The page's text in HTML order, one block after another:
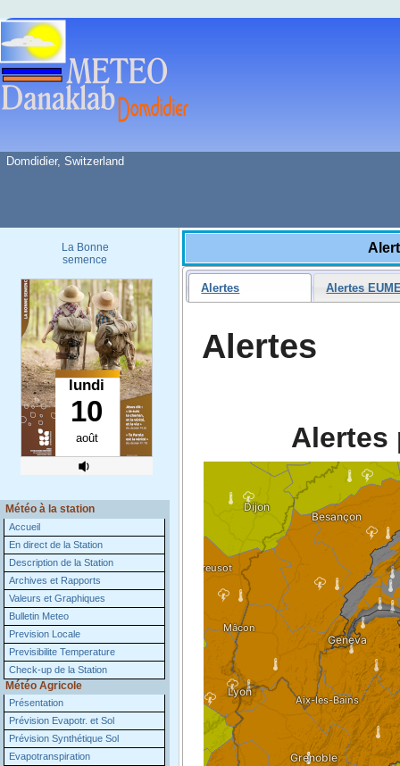
Domdidier, Switzerland
La Bonne
semence
Météo à la station
Accueil
En direct de la Station
Description de la Station
Archives et Rapports
Valeurs et Graphiques
Bulletin Meteo
Prevision Locale
Previsibilite Temperature
Check-up de la Station
Météo Agricole
Présentation
Prévision Evapotr. et Sol
Prévision Synthétique Sol
Evapotranspiration
Alertes Alertes
Alertes
Alertes